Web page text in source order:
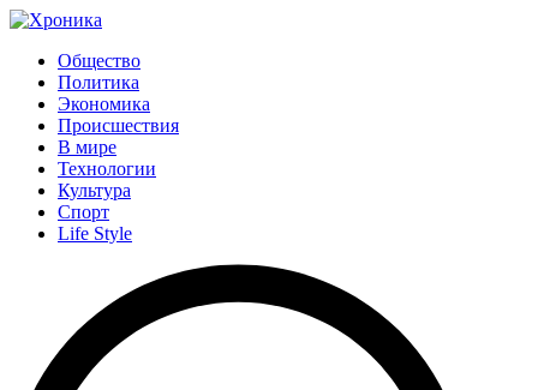
Общество
Политика
Экономика
Происшествия
В мире
Технологии
Культура
Спорт
Life Style